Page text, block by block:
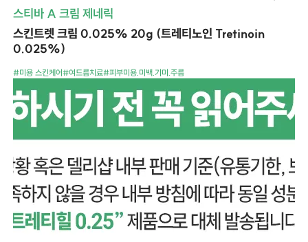
스티바 A 크림 제네릭
스킨트렛 크림 0.025% 20g (트레티노인 Tretinoin
0.025%)
#미용 스킨케어#여드름치료#피부미용.미백.기미.주름